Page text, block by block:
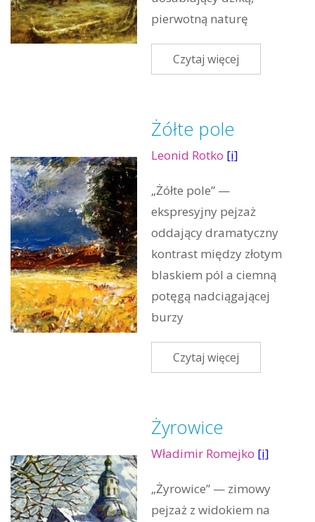
pierwotną naturę
Czytaj więcej
Żółte pole
Leonid Rotko [i]
„Żółte pole” —
ekspresyjny pejzaż
oddający dramatyczny
kontrast między złotym
blaskiem pól a ciemną
potęgą nadciągającej
burzy
Czytaj więcej
Żyrowice
Władimir Romejko [i]
„Żyrowice” — zimowy
pejzaż z widokiem na